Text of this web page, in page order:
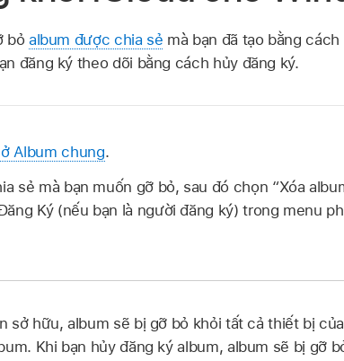
bỏ album được chia sẻ mà bạn đã tạo bằng
đăng ký theo dõi bằng cách hủy đăng ký.
Album chung.
sẻ mà bạn muốn gỡ bỏ, sau đó chọn “Xóa
Ký (nếu bạn là người đăng ký) trong menu
sở hữu, album sẽ bị gỡ bỏ khỏi tất cả thiết bị
Khi bạn hủy đăng ký album, album sẽ bị gỡ